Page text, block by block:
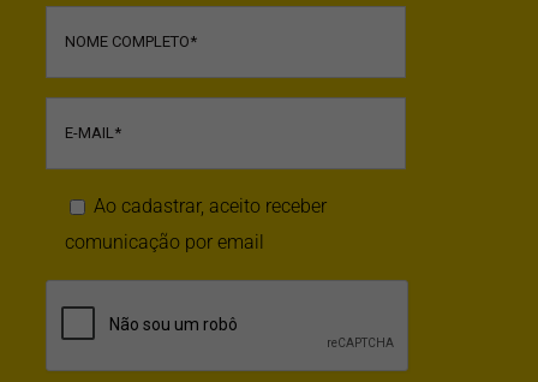
Ao cadastrar, aceito receber
comunicação por email